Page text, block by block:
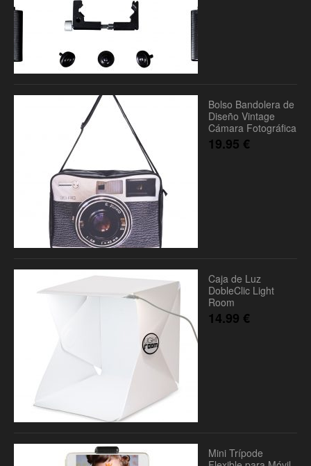
Bolso Bandolera de
Diseño Vintage
Cámara Fotográfica
19.95 €
Caja de Luz
DobleClic Light
Room
14.99 €
Mini Trípode